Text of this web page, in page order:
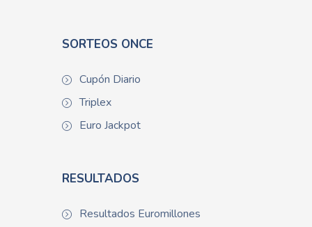
SORTEOS ONCE
Cupón Diario
Triplex
Euro Jackpot
RESULTADOS
Resultados Euromillones